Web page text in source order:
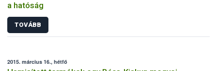
a hatóság
TOVÁBB
2015. március 16., hétfő